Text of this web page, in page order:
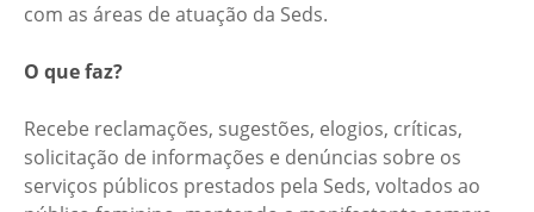
com as áreas de atuação da Seds.
O que faz?
Recebe reclamações, sugestões, elogios, críticas,
solicitação de informações e denúncias sobre os
serviços públicos prestados pela Seds, voltados ao